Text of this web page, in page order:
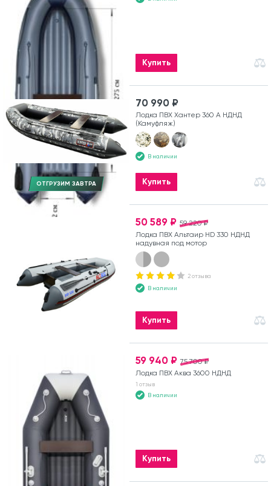
Купить
ОТГРУЗИМ ЗАВТРА
70 990 ₽
Лодка ПВХ Хантер 360 А НДНД
(Камуфляж)
В наличии
Купить
59 220 ₽
50 589 ₽
Лодка ПВХ Альтаир HD 330 НДНД
надувная под мотор
2 отзыва
В наличии
Купить
75 700 ₽
59 940 ₽
Лодка ПВХ Аква 3600 НДНД
1 отзыв
В наличии
Купить